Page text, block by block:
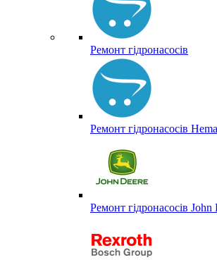
Ремонт гідронасосів
Ремонт гідронасосів
Ремонт гідронасосів John